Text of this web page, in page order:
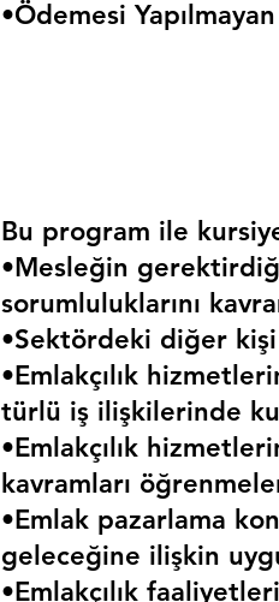
•Ödemesi
Bu program ile
•Mesleğin
sorumluluklarını
•Sektördeki diğer
•Emlakçılık
türlü iş ilişkilerinde
•Emlakçılık
kavramları
•Emlak pazarlama
geleceğine ilişkin
•Emlakçılık